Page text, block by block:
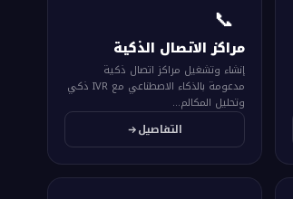
📞
مراكز الاتصال الذكية
إنشاء وتشغيل مراكز اتصال ذكية
مدعومة بالذكاء الاصطناعي مع IVR ذكي
وتحليل المكالم...
التفاصيل